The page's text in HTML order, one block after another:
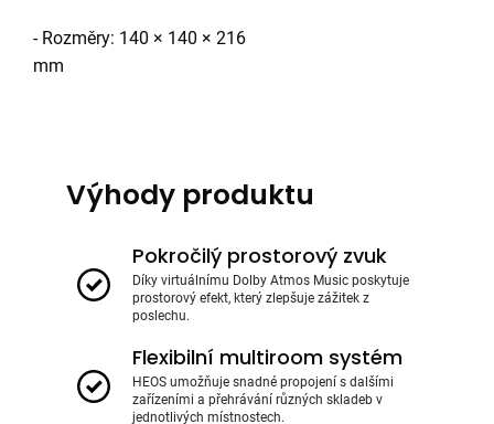
- Rozměry: 140 × 140 × 216
mm
Výhody produktu
Pokročilý prostorový zvuk
Díky virtuálnímu Dolby Atmos Music poskytuje
prostorový efekt, který zlepšuje zážitek z
poslechu.
Flexibilní multiroom systém
HEOS umožňuje snadné propojení s dalšími
zařízeními a přehrávání různých skladeb v
jednotlivých místnostech.